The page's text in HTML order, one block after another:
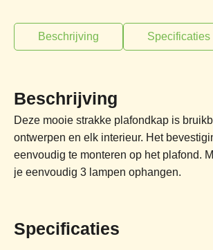
Beschrijving Specificaties
Beschrijving
Deze mooie strakke plafondkap is
ontwerpen en elk interieur. Het
eenvoudig te monteren op het plafond.
je eenvoudig 3 lampen ophangen.
Specificaties